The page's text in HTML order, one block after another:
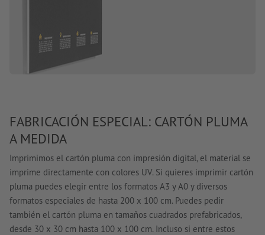
FABRICACIÓN ESPECIAL: CARTÓN PLUMA
A MEDIDA
Imprimimos el cartón pluma con impresión digital, el material se
imprime directamente con colores UV. Si quieres imprimir cartón
pluma puedes elegir entre los formatos A3 y A0 y diversos
formatos especiales de hasta 200 x 100 cm. Puedes pedir
también el cartón pluma en tamaños cuadrados prefabricados,
desde 30 x 30 cm hasta 100 x 100 cm. Incluso si entre estos